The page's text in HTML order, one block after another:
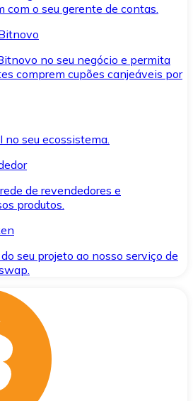
com o seu gerente de contas.
no seu negócio e permita
comprem cupões canjeáveis por
no seu ecossistema.
de revendedores e
produtos.
seu projeto ao nosso serviço de